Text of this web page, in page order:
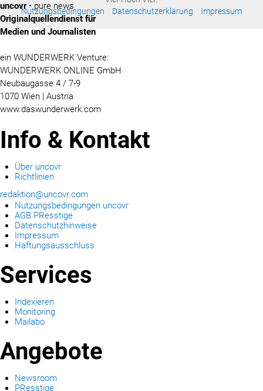
Nutzungsbedingungen
Datenschutzerklärung Impressum
uncovr• pure news
Originalquellendienst für
Medien und Journalisten
ein WUNDERWERK Venture:
WUNDERWERK ONLINE GmbH
Neubaugasse 4 / 7-9
1070 Wien | Austria
www.daswunderwerk.com
Info & Kontakt
Über uncovr
Richtlinien
redaktion@uncovr.com
Nutzungsbedingungen uncovr
AGB PResstige
Datenschutzhinweise
Impressum
Haftungsausschluss
Services
Indexieren
Monitoring
Mailabo
Angebote
Newsroom
PResstige